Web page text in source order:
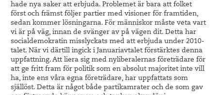
hade nya saker att erbjuda. Problemet är bara att folket
först och främst följer partier med visioner för framtiden,
sedan kommer lösningarna. För människor måste veta vart
vi är på väg, innan de svänger av på vägen dit. Detta har
socialdemokratin misslyckats med att erbjuda under 2010-
talet. När vi därtill ingick i Januariavtalet förstärktes denna
uppfattning. Att liera sig med nyliberalernas företrädare för
att ge fritt fram för politik som en absolut majoritet inte vill
ha, inte ens våra egna företrädare, har uppfattats som
själlöst. Detta är något både partikamrater och de som gav